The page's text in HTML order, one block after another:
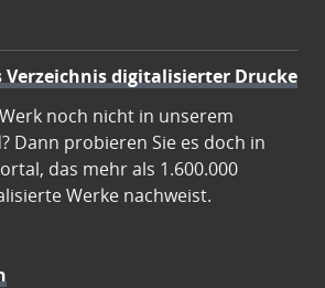
Verzeichnis digitalisierter Drucke
noch nicht in unserem
Dann probieren Sie es doch in
das mehr als 1.600.000
Werke nachweist.